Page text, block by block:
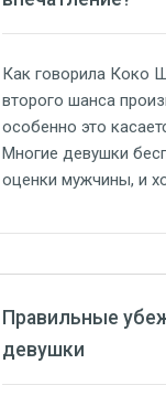
Как говорила Коко
второго шанса
особенно это
Многие девушки
оценки мужчины, и
ты хочешь
Правильные
девушки